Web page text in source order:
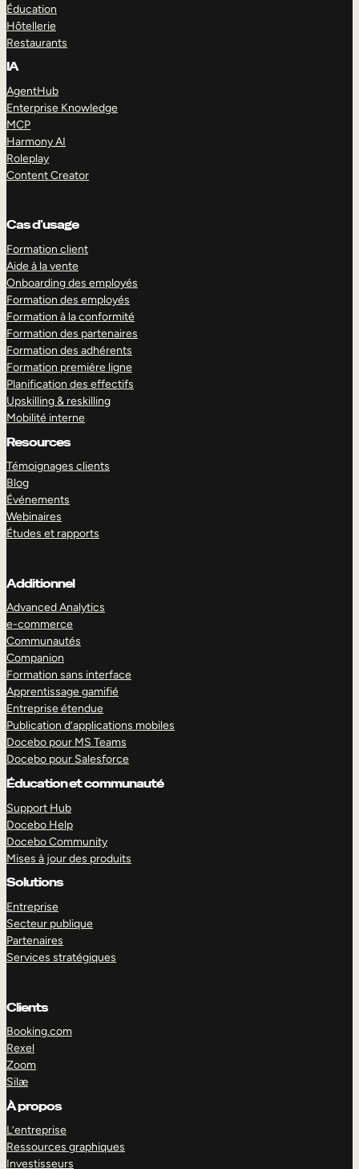
Éducation
Hôtellerie
Restaurants
IA
AgentHub
Enterprise Knowledge
MCP
Harmony AI
Roleplay
Content Creator
Cas d’usage
Formation client
Aide à la vente
Onboarding des employés
Formation des employés
Formation à la conformité
Formation des partenaires
Formation des adhérents
Formation première ligne
Planification des effectifs
Upskilling & reskilling
Mobilité interne
Resources
Témoignages clients
Blog
Événements
Webinaires
Études et rapports
Additionnel
Advanced Analytics
e-commerce
Communautés
Companion
Formation sans interface
Apprentissage gamifié
Entreprise étendue
Publication d’applications mobiles
Docebo pour MS Teams
Docebo pour Salesforce
Éducation et communauté
Support Hub
Docebo Help
Docebo Community
Mises à jour des produits
Solutions
Entreprise
Secteur publique
Partenaires
Services stratégiques
Clients
Booking.com
Rexel
Zoom
Silæ
À propos
L’entreprise
Ressources graphiques
Investisseurs